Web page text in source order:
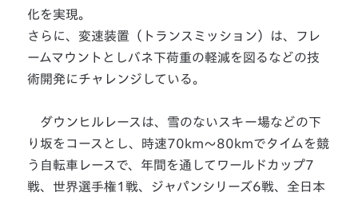
化を実現。
さらに、変速装置（トランスミッション）は、フレ
ームマウントとしバネ下荷重の軽減を図るなどの技
術開発にチャレンジしている。
ダウンヒルレースは、雪のないスキー場などの下
り坂をコースとし、時速70km～80kmでタイムを競
う自転車レースで、年間を通してワールドカップ7
戦、世界選手権1戦、ジャパンシリーズ6戦、全日本